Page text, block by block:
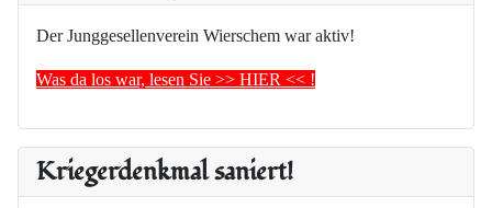
Der Junggesellenverein Wierschem war aktiv!
Was da los war, lesen Sie >> HIER << !
Kriegerdenkmal saniert!